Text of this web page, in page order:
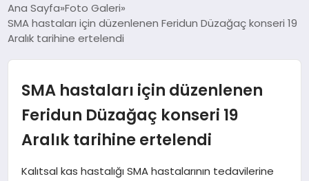
GÜNDEM
DÜNYA
EĞITIM
Ana Sayfa Foto Galeri
SMA hastaları için düzenlenen Feridun Düzağaç konseri 19
Aralık tarihine ertelendi
SMA hastaları için düzenlenen
Feridun Düzağaç konseri 19
Aralık tarihine ertelendi
Kalıtsal kas hastalığı SMA hastalarının tedavilerine